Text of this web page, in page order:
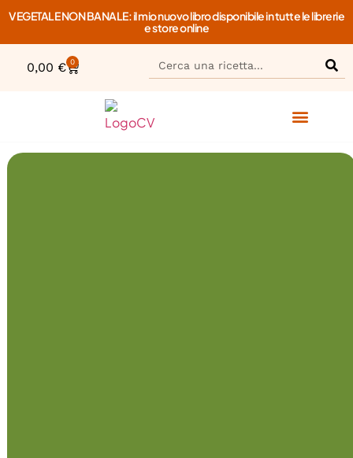
VEGETALE NON BANALE: il mio nuovo libro disponibile in tutte le librerie
e store online
0,00 € 0